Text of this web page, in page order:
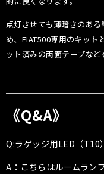
点灯させても薄暗さのあ
め、FIAT500専用のキット
ット済みの両面テープなど
《Q&A》
Q:ラゲッジ用LED（T10
A：こちらはルームラン